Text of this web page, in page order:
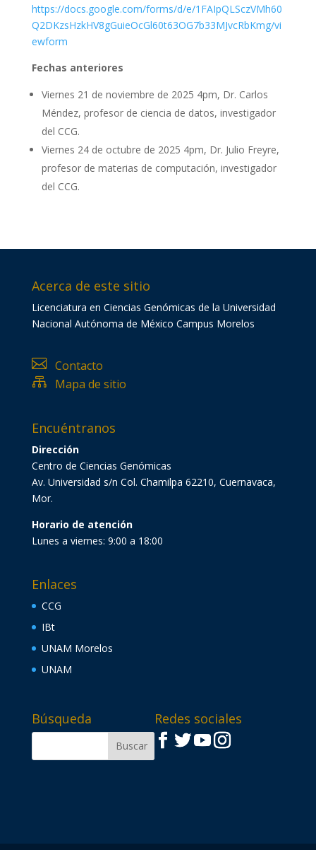
https://docs.google.com/forms/d/e/1FAIpQLSczVMh60
Q2DKzsHzkHV8gGuieOcGl60t63OG7b33MJvcRbKmg/vi
ewform
Fechas anteriores
Viernes 21 de noviembre de 2025 4pm, Dr. Carlos
Méndez, profesor de ciencia de datos, investigador
del CCG.
Viernes 24 de octubre de 2025 4pm, Dr. Julio Freyre,
profesor de materias de computación, investigador
del CCG.
Acerca de este sitio
Licenciatura en Ciencias Genómicas de la Universidad
Nacional Autónoma de México Campus Morelos
 Contacto
 Mapa de sitio
Encuéntranos
Dirección
Centro de Ciencias Genómicas
Av. Universidad s/n Col. Chamilpa 62210, Cuernavaca,
Mor.
Horario de atención
Lunes a viernes: 9:00 a 18:00
Enlaces
CCG
IBt
UNAM Morelos
UNAM
Búsqueda Redes sociales